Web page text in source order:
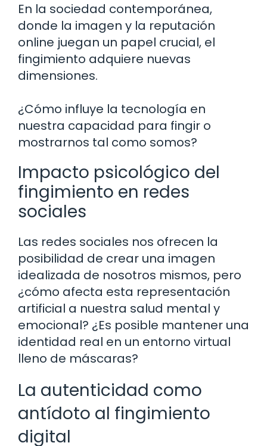
En la sociedad contemporánea,
donde la imagen y la reputación
online juegan un papel crucial, el
fingimiento adquiere nuevas
dimensiones.
¿Cómo influye la tecnología en
nuestra capacidad para fingir o
mostrarnos tal como somos?
Impacto psicológico del
fingimiento en redes
sociales
Las redes sociales nos ofrecen la
posibilidad de crear una imagen
idealizada de nosotros mismos, pero
¿cómo afecta esta representación
artificial a nuestra salud mental y
emocional? ¿Es posible mantener una
identidad real en un entorno virtual
lleno de máscaras?
La autenticidad como
antídoto al fingimiento
digital